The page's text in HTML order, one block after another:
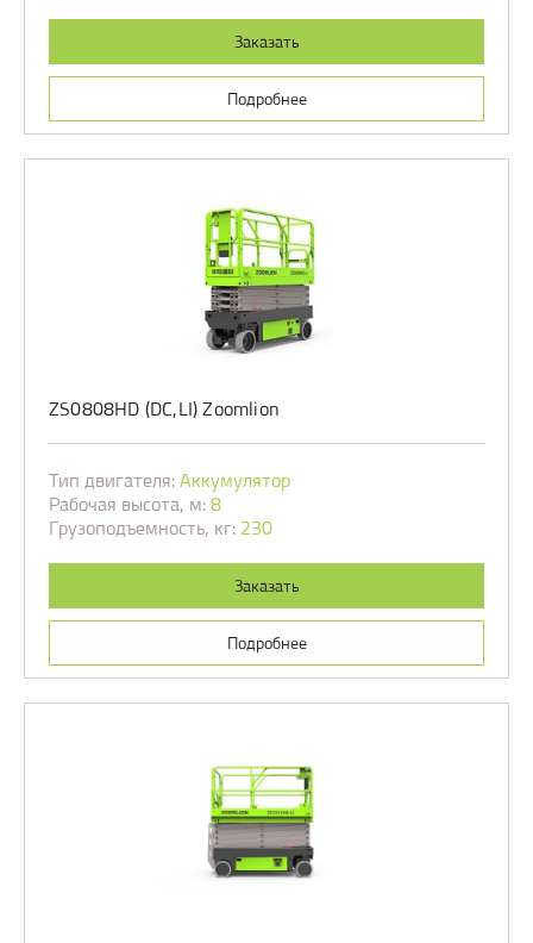
Заказать
Подробнее
ZS0808HD (DC,LI) Zoomlion
Тип двигателя:Аккумулятор
Рабочая высота, м:8
Грузоподъемность, кг: 230
Заказать
Подробнее